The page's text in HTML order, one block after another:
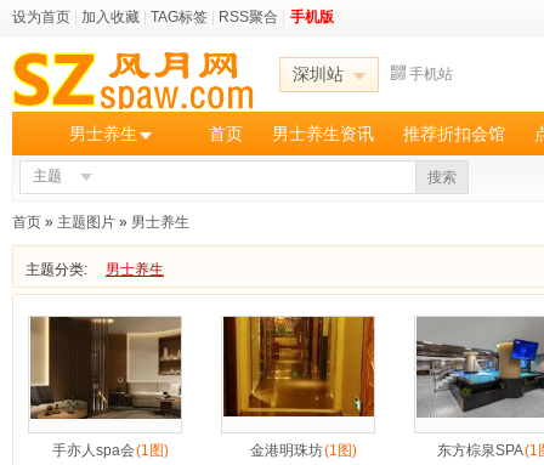
设为首页 加入收藏 TAG标签 RSS聚合 手机版
深圳站 手机站
男士养生 首页 男士养生资讯 推荐折扣会馆
主题 搜索
首页 » 主题图片 » 男士养生
男士养生
主题分类:
手亦人spa会(1图) 金港明珠坊(1图) 东方棕泉SPA(1